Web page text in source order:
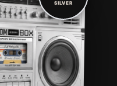
SILVER